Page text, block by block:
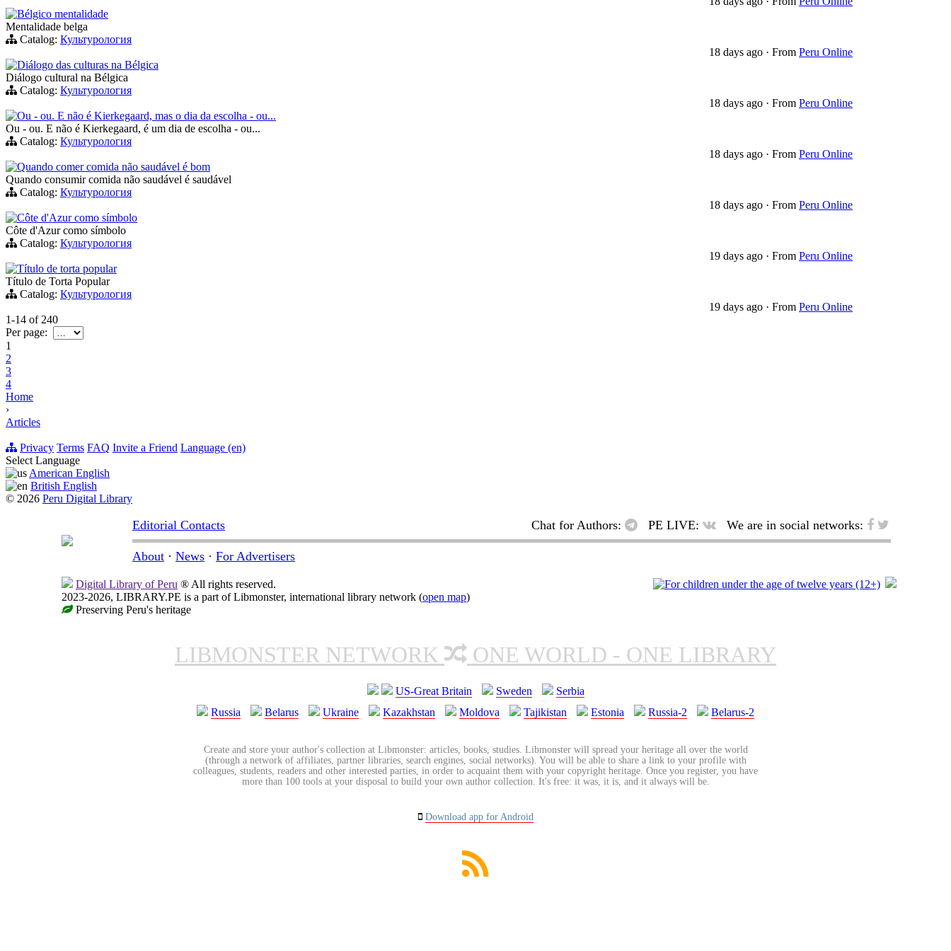
Bélgico mentalidade
Mentalidade belga
Catalog: Культурология
18 days ago · From Peru Online
Diálogo das culturas na Bélgica
Diálogo cultural na Bélgica
Catalog: Культурология
18 days ago · From Peru Online
Ou - ou. E não é Kierkegaard, mas o dia da escolha - ou...
Ou - ou. E não é Kierkegaard, é um dia de escolha - ou...
Catalog: Культурология
18 days ago · From Peru Online
Quando comer comida não saudável é bom
Quando consumir comida não saudável é saudável
Catalog: Культурология
18 days ago · From Peru Online
Côte d'Azur como símbolo
Côte d'Azur como símbolo
Catalog: Культурология
19 days ago · From Peru Online
Título de torta popular
Título de Torta Popular
Catalog: Культурология
19 days ago · From Peru Online
1-14 of240
Per page:
1
2
3
4
Home
›
Articles
Privacy Terms FAQ Invite a Friend Language (en)
Select Language
American English
British English
© 2026 Peru Digital Library
Editorial Contacts Chat for Authors: PE LIVE: We are in social networks:
About · News · For Advertisers
Digital Library of Peru ® All rights reserved.
2023-2026, LIBRARY.PE is a part of Libmonster, international library network (open map)
Preserving Peru's heritage
LIBMONSTER NETWORK ONE WORLD - ONE LIBRARY
US-Great Britain Sweden
Serbia
Russia
Belarus Ukraine Kazakhstan Moldova Tajikistan Estonia Russia-2 Belarus-2
Create and store your author's collection at Libmonster: articles, books, studies. Libmonster will spread your heritage all over the world
(through a network of affiliates, partner libraries, search engines, social networks). You will be able to share a link to your profile with
colleagues, students, readers and other interested parties, in order to acquaint them with your copyright heritage. Once you register, you have
more than 100 tools at your disposal to build your own author collection. It's free: it was, it is, and it always will be.
Download app for Android